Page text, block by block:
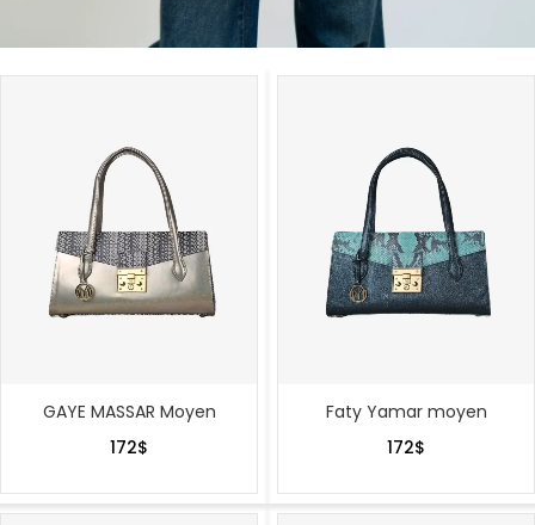
GAYE MASSAR Moyen
172$
Faty Yamar moyen
172$